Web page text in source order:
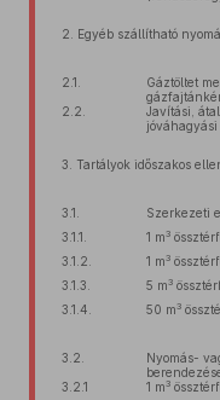
2. Egyéb szállítható
2.1.
Gáztöltet
2.2.
Javítási,
3. Tartályok időszakos
3.1.
Szerkezeti
3.1.1.
1 m 3
3.1.2.
1 m 3
3.1.3.
5 m 3
3.1.4.
50 m 3
3.2.
Nyomás-
3.2.1
1 m 3